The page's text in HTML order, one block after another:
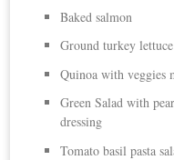
Baked salmon
Ground turkey
Quinoa with veggies
Green Salad with
dressing
Tomato basil pasta